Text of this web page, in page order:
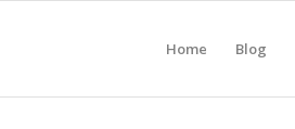
Home Blog